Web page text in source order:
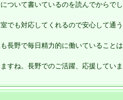
ついて書いているのを読んでからでし
でも対応してくれるので安心して通う
長野で毎日精力的に働いていることは
すね。長野でのご活躍、応援していま